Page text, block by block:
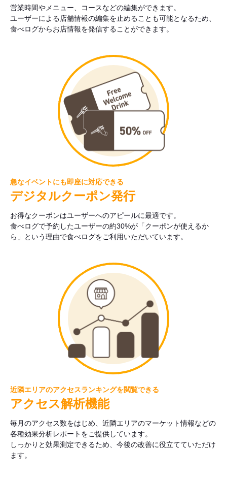
営業時間やメニュー、コースなどの編集ができます。
ユーザーによる店舗情報の編集を止めることも可能となるため、
食べログからお店情報を発信することができます。
急なイベントにも即座に対応できる
デジタルクーポン発行
お得なクーポンはユーザーへのアピールに最適です。
食べログで予約したユーザーの約30%が「クーポンが使えるか
ら」という理由で食べログをご利用いただいています。
近隣エリアのアクセスランキングを閲覧できる
アクセス解析機能
毎月のアクセス数をはじめ、近隣エリアのマーケット情報などの
各種効果分析レポートをご提供しています。
しっかりと効果測定できるため、今後の改善に役立てていただけ
ます。